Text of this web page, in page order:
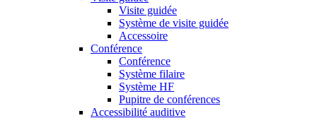
Visite guidée
Système de visite guidée
Accessoire
Conférence
Conférence
Système filaire
Système HF
Pupitre de conférences
Accessibilité auditive